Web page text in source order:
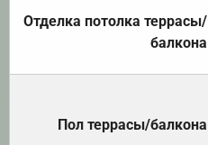
Отделка потолка террасы/
балкона
Пол террасы/балкона